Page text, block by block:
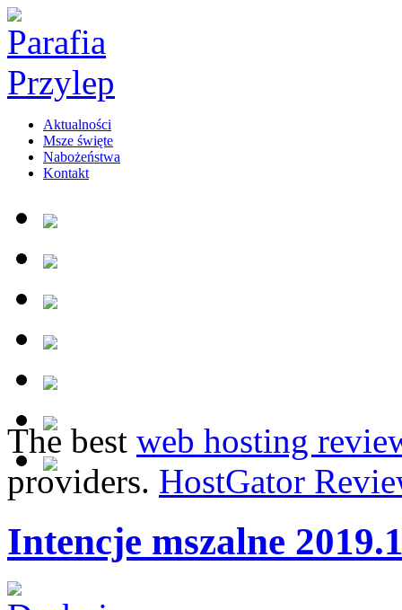
Aktualności
Msze święte
Nabożeństwa
Kontakt
The best web hosting
providers. HostGator
Intencje mszalne